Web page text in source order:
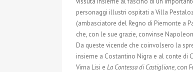
personaggi illustri ospitati a Villa
(ambasciatore del Regno di Piemonte a
che, con le sue grazie, convinse
Da queste vicende che coinvolsero la
insieme a Costantino Nigra e al conte di
Virna Lisi e La Contessa di Castiglione, con